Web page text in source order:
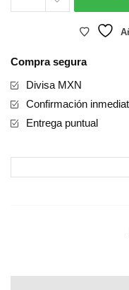
cantidad
Compra segura
Divisa MXN
Confirmación
Entrega puntual